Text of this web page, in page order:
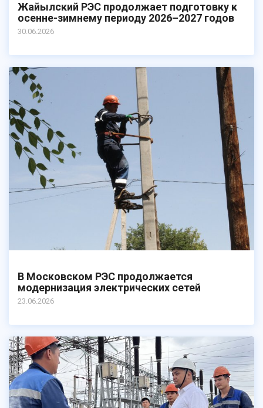
Жайылский РЭС продолжает подготовку к
осенне-зимнему периоду 2026–2027 годов
30.06.2026
В Московском РЭС продолжается
модернизация электрических сетей
23.06.2026